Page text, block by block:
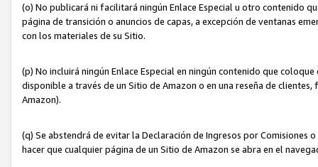
(o) No publicará ni facilitará ningún Enlace Especial u otro contenido
página de transición o anuncios de capas, a excepción de ventanas
con los materiales de su Sitio.
(p) No incluirá ningún Enlace Especial en ningún contenido que
disponible a través de un Sitio de Amazon o en una reseña de
Amazon).
(q) Se abstendrá de evitar la Declaración de Ingresos por
hacer que cualquier página de un Sitio de Amazon se abra en el